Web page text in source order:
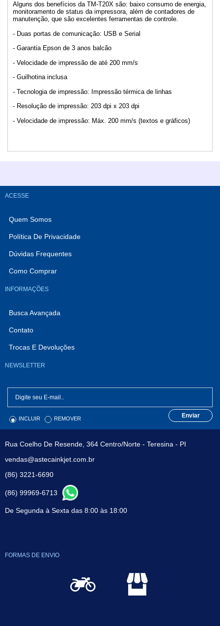
Alguns dos benefícios da TM-T20X são: baixo consumo de energia,
monitoramento de status da impressora, além de contadores de
manutenção, que são excelentes ferramentas de controle.
- Duas portas de comunicação: USB e Serial
- Garantia Epson de 3 anos balcão
- Velocidade de impressão de até 200 mm/s
- Guilhotina inclusa
- Tecnologia de impressão: Impressão térmica de linhas
- Resolução de impressão: 203 dpi x 203 dpi
- Velocidade de impressão: Máx. 200 mm/s (textos e gráficos)
ACESSE
Quem Somos
Política De Privacidade
Dúvidas Frequentes
Como Comprar
INFORMAÇÕES
Busca Avançada
Contato
Trocas E Devoluções
NEWSLETTER
INCLUIR REMOVER Enviar
Rua Coelho De Resende, 364 Centro/Norte - Teresina - PI
vendas@astecainkjet.com.br
(86) 3221-6690
(86) 99969-6713
De Segunda à Sexta das 8:00 às 18:00
FORMAS DE ENVIO